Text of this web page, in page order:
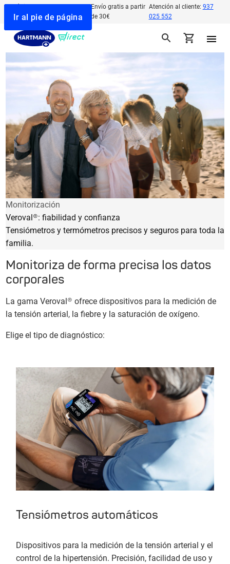
Ir a la búsqueda
Ir a la navegación
Ir al contenido
Ir al pie de página
Registrarte
Envío gratis a partir
de 30€
Atención al cliente: 937
025 552
Monitorización
Veroval®: fiabilidad y confianza
Tensiómetros y termómetros precisos y seguros para toda la
familia.
Monitoriza de forma precisa los datos
corporales
La gama Veroval® ofrece dispositivos para la medición de
la tensión arterial, la fiebre y la saturación de oxígeno.
Elige el tipo de diagnóstico:
Tensiómetros automáticos
Dispositivos para la medición de la tensión arterial y el
control de la hipertensión. Precisión, facilidad de uso y